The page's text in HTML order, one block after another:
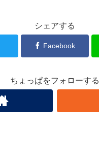
シェアする
Facebook
ちょっぱをフォローする